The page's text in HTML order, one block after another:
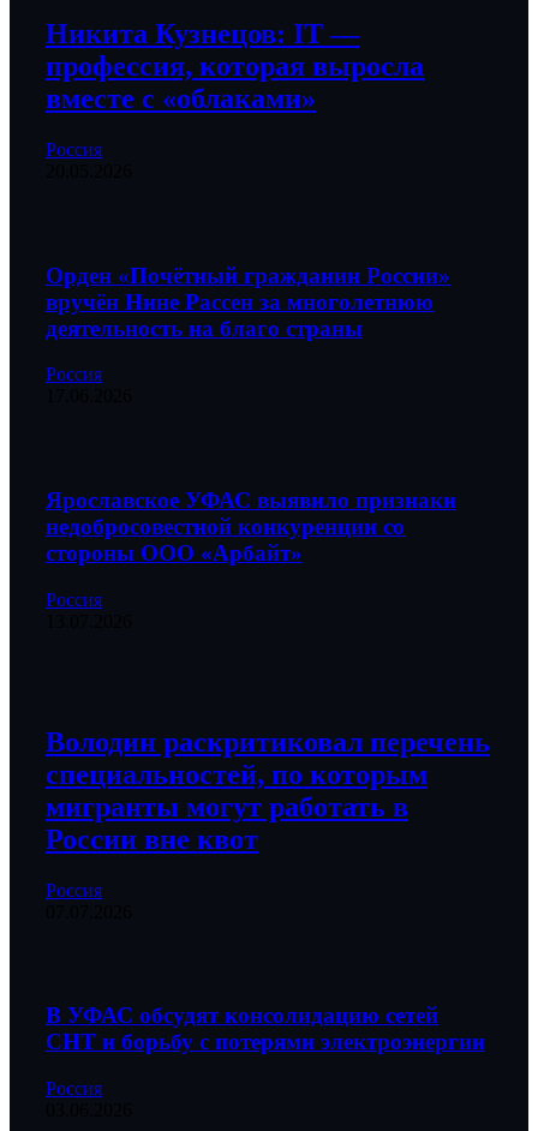
Никита Кузнецов: IT —
профессия, которая выросла
вместе с «облаками»
Россия
Орден «Почётный гражданин России»
вручён Нине Рассен за многолетнюю
деятельность на благо страны
Россия
Ярославское УФАС выявило признаки
недобросовестной конкуренции со
стороны ООО «Арбайт»
Россия
Володин раскритиковал перечень
специальностей, по которым
мигранты могут работать в
России вне квот
Россия
В УФАС обсудят консолидацию сетей
СНТ и борьбу с потерями электроэнергии
Россия